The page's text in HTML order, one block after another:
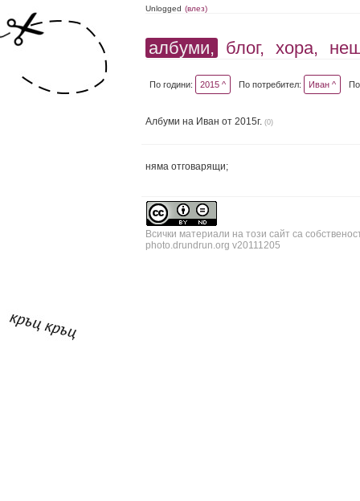
Unlogged (влез)
албуми, блог, хора,
По години: 2015 ^ По потребител: Иван ^
Албуми на Иван от 2015г. (0)
няма отговарящи;
Всички материали на този сайт са
photo.drundrun.org v20111205